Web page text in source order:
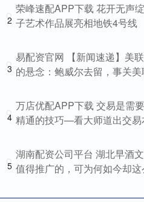
2
荣峰速配APP下载 花开无声
子艺术作品展亮相地铁4号线
3
易配资官网 【新闻速递】美
的悬念：鲍威尔去留，事关
4
万店优配APP下载 交易是需
精通的技巧—看大师道出交易
5
湖南配资公司平台 湖北早酒
值得推广的，可为何如今却这